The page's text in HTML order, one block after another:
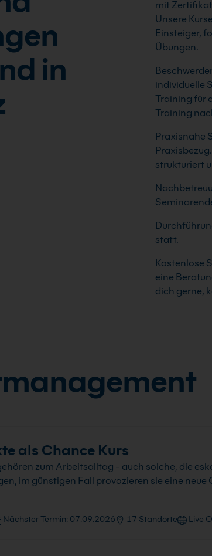
in
mit
Unsere
Einsteiger,
Übungen.
individuelle
Training für
Training
Praxisnahe
strukturiert
statt.
Kostenlose
eine
dich gerne,
als Chance Kurs
zum Arbeitsalltag - auch solche, die
im günstigen Fall provozieren sie eine
Nächster Termin: 07.09.2026 17 Standorte Live